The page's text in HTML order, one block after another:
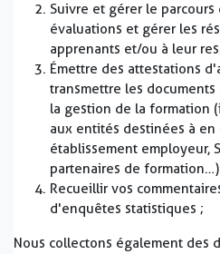
Suivre et gérer le
évaluations et gérer les
apprenants et/ou à leur
Émettre des attestations
transmettre les
la gestion de la formation
aux entités destinées à en
établissement employeur,
partenaires de
Recueillir vos
d'enquêtes statistiques ;
Nous collectons également des